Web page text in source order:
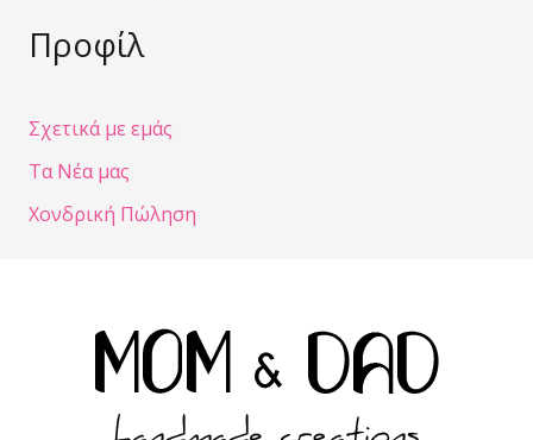
Προφίλ
Σχετικά με εμάς
Τα Νέα μας
Χονδρική Πώληση